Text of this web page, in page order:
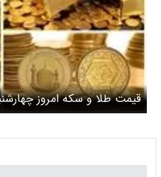
عیار امروز چند؟ + جدول